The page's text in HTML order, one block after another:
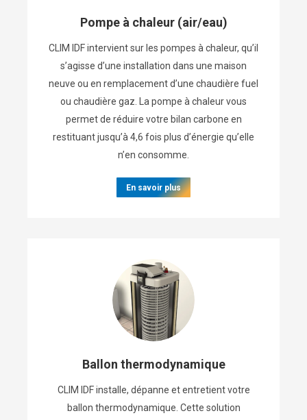
Pompe à chaleur (air/eau)
CLIM IDF intervient sur les pompes à chaleur, qu’il
s’agisse d’une installation dans une maison
neuve ou en remplacement d’une chaudière fuel
ou chaudière gaz. La pompe à chaleur vous
permet de réduire votre bilan carbone en
restituant jusqu’à 4,6 fois plus d’énergie qu’elle
n’en consomme.
En savoir plus
Ballon thermodynamique
CLIM IDF installe, dépanne et entretient votre
ballon thermodynamique. Cette solution